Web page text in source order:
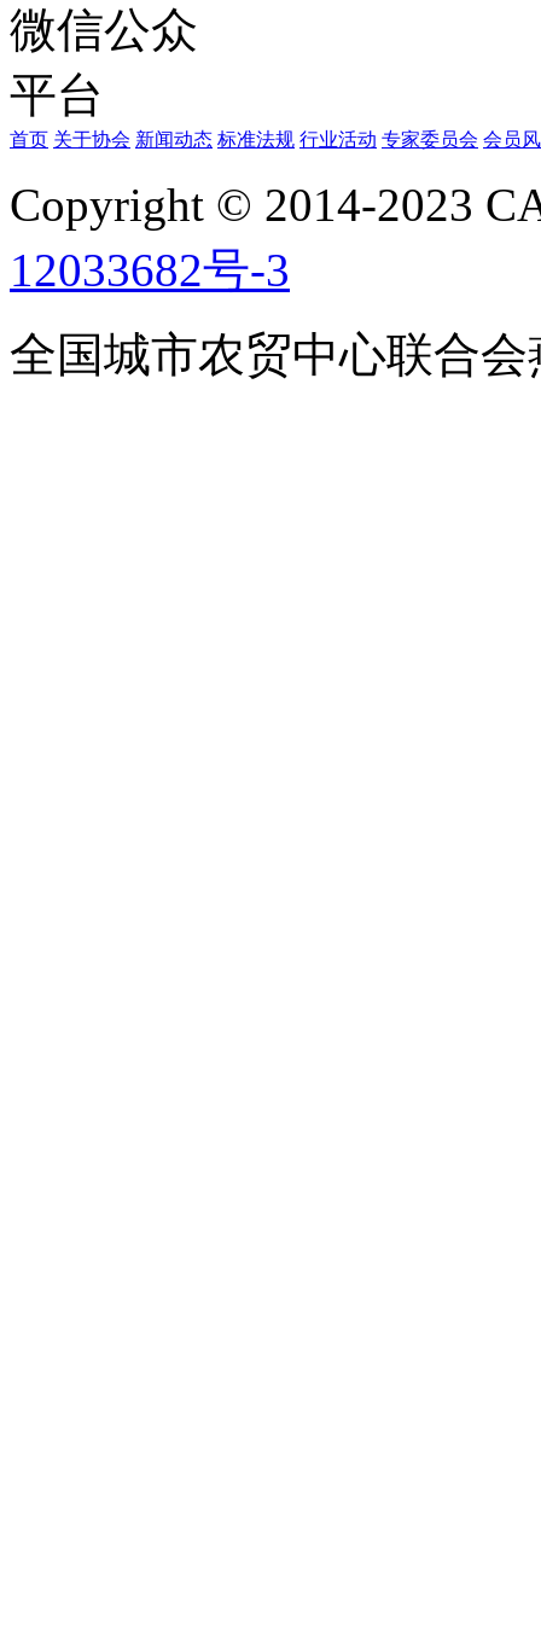
首页 关于协会 新闻动态 标准法规 行业活动 专家委员会 会员
Copyright © 2014-2023
12033682号-3
全国城市农贸中心联合